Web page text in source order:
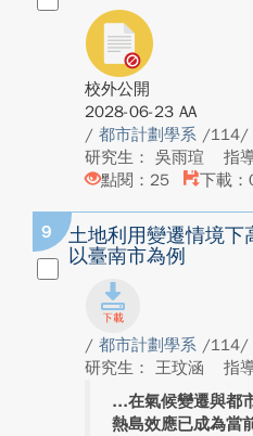
校外公開
2028-06-23 AA
/ 都市計劃學系 /114/
研究生： 吳雨瑄
指
點閱：25
下載：
9
土地利用變遷情境
以臺南市為例
/ 都市計劃學系 /114/
研究生： 王玟涵
指
在氣候變遷與都
熱島效應已成為當